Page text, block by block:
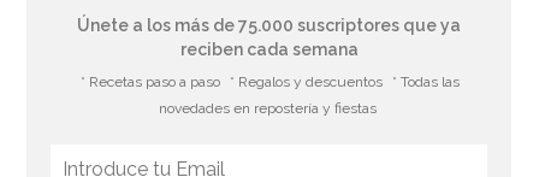
Únete a los más de 75.000 suscriptores que ya
reciben cada semana
* Recetas paso a paso * Regalos y descuentos
* Todas las
novedades en repostería y fiestas